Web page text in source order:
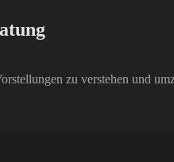
zu verstehen und